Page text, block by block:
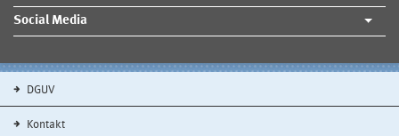
Social Media
DGUV
Kontakt